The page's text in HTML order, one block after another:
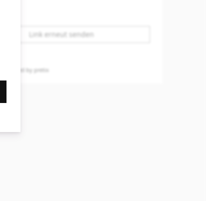
Link erneut senden
powered by pretix